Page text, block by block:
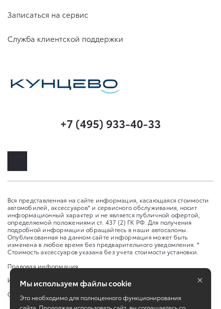
Записаться на сервис
Служба клиентской поддержки
+7 (495) 933-40-33
Вся представленная на сайте информация, касающаяся стоимости
автомобилей, аксессуаров* и сервисного обслуживания, носит
информационный характер и не является публичной офертой,
определяемой положениями ст. 437 (2) ГК РФ. Для получения
подробной информации обращайтесь в наши автосалоны.
Опубликованная на данном сайте информация может быть
изменена в любое время без предварительного уведомления. *
Стоимость аксессуаров указана без учета стоимости установки.
Правовая информация
Изменить настройку cookies
Сбросить cookie
Мы используем файлы cookie
Это необходимо для полноценного функционирования
сайта. Продолжая использовать сайт, вы соглашаетесь со
×